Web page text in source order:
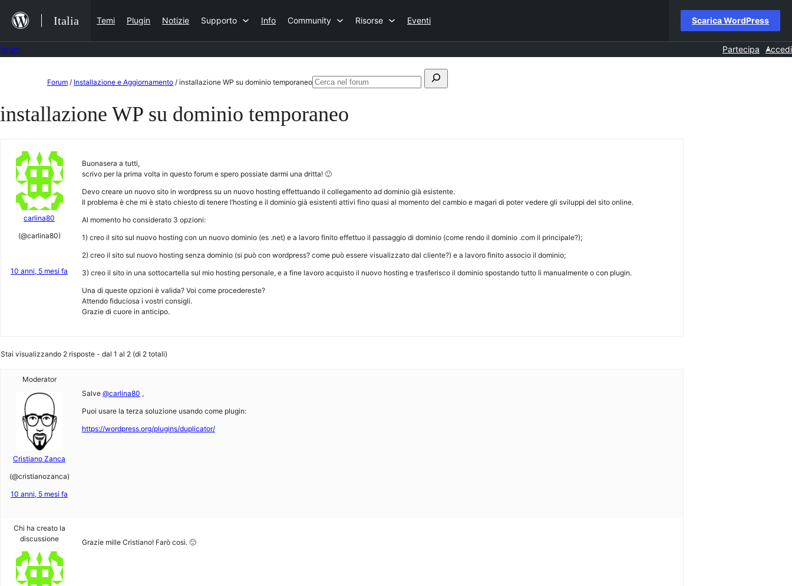
contenuto
Italia Temi Plugin Notizie Supporto Info Community Risorse Eventi Scarica WordPress
Partecipa Accedi
contenuto
Forum / Installazione e Aggiornamento / installazione WP su dominio temporaneoCerca:
Cerca
installazione WP su dominio temporaneo
carlina80
(@carlina80)
10 anni, 5 mesi fa
Buonasera a tutti,
scrivo per la prima volta in questo forum e spero possiate darmi una dritta! 🙂
Devo creare un nuovo sito in wordpress su un nuovo hosting effettuando il collegamento ad dominio già esistente.
Il problema è che mi è stato chiesto di tenere l’hosting e il dominio già esistenti attivi fino quasi al momento del cambio e magari di poter vedere gli sviluppi del sito online.
Al momento ho considerato 3 opzioni:
1) creo il sito sul nuovo hosting con un nuovo dominio (es .net) e a lavoro finito effettuo il passaggio di dominio (come rendo il dominio .com il principale?);
2) creo il sito sul nuovo hosting senza dominio (si può con wordpress? come può essere visualizzato dal cliente?) e a lavoro finito associo il dominio;
3) creo il sito in una sottocartella sul mio hosting personale, e a fine lavoro acquisto il nuovo hosting e trasferisco il dominio spostando tutto lì manualmente o con plugin.
Una di queste opzioni è valida? Voi come procedereste?
Attendo fiduciosa i vostri consigli.
Grazie di cuore in anticipo.
Stai visualizzando 2 risposte - dal 1 al 2 (di 2 totali)
Moderator
Cristiano Zanca
(@cristianozanca)
10 anni, 5 mesi fa
Salve @carlina80 ,
Puoi usare la terza soluzione usando come plugin:
https://wordpress.org/plugins/duplicator/
Chi ha creato la
discussione
Grazie mille Cristiano! Farò così. 🙂